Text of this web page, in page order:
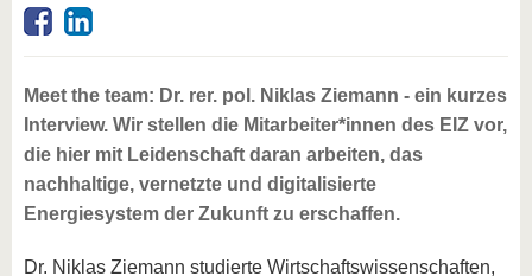
Meet the team: Dr. rer. pol. Niklas Ziemann - ein kurzes
Interview. Wir stellen die Mitarbeiter*innen des EIZ vor,
die hier mit Leidenschaft daran arbeiten, das
nachhaltige, vernetzte und digitalisierte
Energiesystem der Zukunft zu erschaffen.
Dr. Niklas Ziemann studierte Wirtschaftswissenschaften,